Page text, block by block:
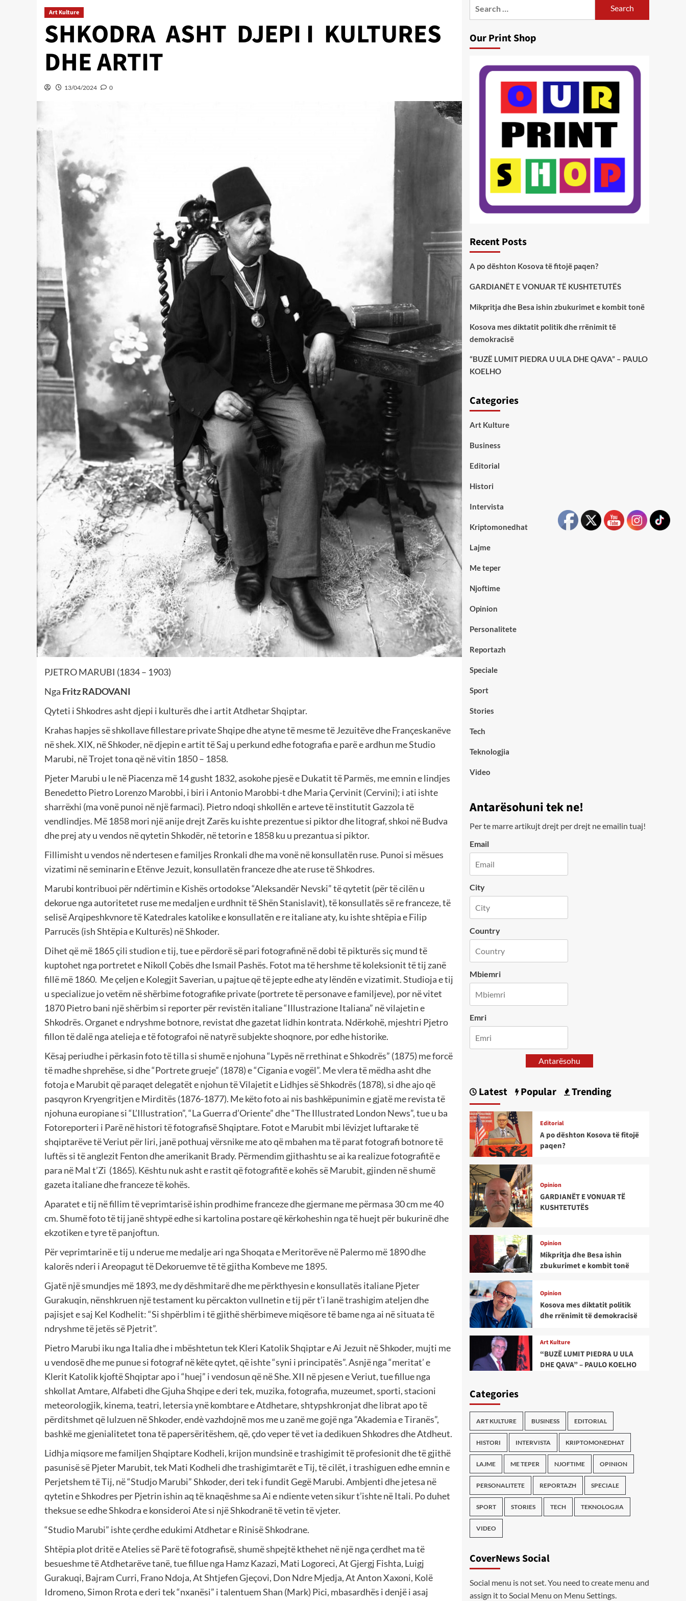
Art Kulture
SHKODRA ASHT DJEPI I KULTURES
DHE ARTIT
13/04/2024 0
PJETRO MARUBI (1834 – 1903)
Nga Fritz RADOVANI
Qyteti i Shkodres asht djepi i kulturës dhe i artit Atdhetar Shqiptar.
Krahas hapjes së shkollave fillestare private Shqipe dhe atyne të mesme të Jezuitëve dhe Françeskanëve
në shek. XIX, në Shkoder, në djepin e artit të Saj u perkund edhe fotografia e parë e ardhun me Studio
Marubi, në Trojet tona që në vitin 1850 – 1858.
Pjeter Marubi u le në Piacenza më 14 gusht 1832, asokohe pjesë e Dukatit të Parmës, me emnin e lindjes
Benedetto Pietro Lorenzo Marobbi, i biri i Antonio Marobbi-t dhe Maria Çervinit (Cervini); i ati ishte
sharrëxhi (ma vonë punoi në një farmaci). Pietro ndoqi shkollën e arteve të institutit Gazzola të
vendlindjes. Më 1858 mori një anije drejt Zarës ku ishte prezentue si piktor dhe litograf, shkoi në Budva
dhe prej aty u vendos në qytetin Shkodër, në tetorin e 1858 ku u prezantua si piktor.
Fillimisht u vendos në ndertesen e familjes Rronkali dhe ma vonë në konsullatën ruse. Punoi si mësues
vizatimi në seminarin e Etënve Jezuit, konsullatën franceze dhe ate ruse të Shkodres.
Marubi kontribuoi për ndërtimin e Kishës ortodokse “Aleksandër Nevski” të qytetit (për të cilën u
dekorue nga autoritetet ruse me medaljen e urdhnit të Shën Stanislavit), të konsullatës së re franceze, të
selisë Arqipeshkvnore të Katedrales katolike e konsullatën e re italiane aty, ku ishte shtëpia e Filip
Parrucës (ish Shtëpia e Kulturës) në Shkoder.
Dihet që më 1865 çili studion e tij, tue e përdorë së pari fotografinë në dobi të pikturës siç mund të
kuptohet nga portretet e Nikoll Çobës dhe Ismail Pashës. Fotot ma të hershme të koleksionit të tij zanë
fillë më 1860. Me çeljen e Kolegjit Saverian, u pajtue që të jepte edhe aty lëndën e vizatimit. Studioja e tij
u specializue jo vetëm në shërbime fotografike private (portrete të personave e familjeve), por në vitet
1870 Pietro bani një shërbim si reporter për revistën italiane “Illustrazione Italiana” në vilajetin e
Shkodrës. Organet e ndryshme botnore, revistat dhe gazetat lidhin kontrata. Ndërkohë, mjeshtri Pjetro
fillon të dalë nga atelieja e të fotografoi në natyrë subjekte shoqnore, por edhe historike.
Kësaj periudhe i përkasin foto të tilla si shumë e njohuna “Lypës në rrethinat e Shkodrës” (1875) me forcë
të madhe shprehëse, si dhe “Portrete grueje” (1878) e “Cigania e vogël”. Me vlera të mëdha asht dhe
fotoja e Marubit që paraqet delegatët e njohun të Vilajetit e Lidhjes së Shkodrës (1878), si dhe ajo që
pasqyron Kryengritjen e Mirditës (1876-1877). Me këto foto ai nis bashkëpunimin e gjatë me revista të
njohuna europiane si “L’Illustration”, “La Guerra d’Oriente” dhe “The Illustrated London News”, tue u ba
Fotoreporteri i Parë në histori të fotografisë Shqiptare. Fotot e Marubit mbi lëvizjet luftarake të
shqiptarëve të Veriut për liri, janë pothuaj vërsnike me ato që mbahen ma të parat fotografi botnore të
luftës si të anglezit Fenton dhe amerikanit Brady. Përmendim gjithashtu se ai ka realizue fotografitë e
para në Mal t’Zi (1865). Kështu nuk asht e rastit që fotografitë e kohës së Marubit, gjinden në shumë
gazeta italiane dhe franceze të kohës.
Aparatet e tij në fillim të veprimtarisë ishin prodhime franceze dhe gjermane me përmasa 30 cm me 40
cm. Shumë foto të tij janë shtypë edhe si kartolina postare që kërkoheshin nga të huejt për bukurinë dhe
ekzotiken e tyre të panjoftun.
Për veprimtarinë e tij u nderue me medalje ari nga Shoqata e Meritorëve në Palermo më 1890 dhe
kalorës nderi i Areopagut të Dekoruemve të të gjitha Kombeve me 1895.
Gjatë një smundjes më 1893, me dy dëshmitarë dhe me përkthyesin e konsullatës italiane Pjeter
Gurakuqin, nënshkruen një testament ku përcakton vullnetin e tij për t’i lanë trashigim ateljen dhe
pajisjet e saj Kel Kodhelit: “Si shpërblim i të gjithë shërbimeve miqësore të bame nga ai në situata të
ndryshme të jetës së Pjetrit”.
Pietro Marubi iku nga Italia dhe i mbështetun tek Kleri Katolik Shqiptar e Ai Jezuit në Shkoder, mujti me
u vendosë dhe me punue si fotograf në këte qytet, që ishte “syni i principatës”. Asnjë nga “meritat’ e
Klerit Katolik kjoftë Shqiptar apo i “huej” i vendosun që në She. XII në pjesen e Veriut, tue fillue nga
shkollat Amtare, Alfabeti dhe Gjuha Shqipe e deri tek, muzika, fotografia, muzeumet, sporti, stacioni
meteorologjik, kinema, teatri, letersia ynë kombtare e Atdhetare, shtypshkronjat dhe librat apo të
përditshmet që lulzuen në Shkoder, endè vazhdojnë mos me u zanë me gojë nga ”Akademia e Tiranës”,
bashkë me gjenialitetet tona të papersëritëshem, që, çdo veper të vet ia dedikuen Shkodres dhe Atdheut.
Lidhja miqsore me familjen Shqiptare Kodheli, krijon mundsinë e trashigimit të profesionit dhe të gjithë
pasunisë së Pjeter Marubit, tek Mati Kodheli dhe trashigimtarët e Tij, të cilët, i trashiguen edhe emnin e
Perjetshem të Tij, në “Studjo Marubi” Shkoder, deri tek i fundit Gegë Marubi. Ambjenti dhe jetesa në
qytetin e Shkodres per Pjetrin ishin aq të knaqëshme sa Ai e ndiente veten sikur t’ishte në Itali. Po duhet
theksue se edhe Shkodra e konsideroi Ate si një Shkodranë të vetin të vjeter.
“Studio Marubi” ishte çerdhe edukimi Atdhetar e Rinisë Shkodrane.
Shtëpia plot dritë e Atelies së Parë të fotografisë, shumë shpejtë kthehet në një nga çerdhet ma të
besueshme të Atdhetarëve tanë, tue fillue nga Hamz Kazazi, Mati Logoreci, At Gjergj Fishta, Luigj
Gurakuqi, Bajram Curri, Frano Ndoja, At Shtjefen Gjeçovi, Don Ndre Mjedja, At Anton Xaxoni, Kolë
Idromeno, Simon Rrota e deri tek “nxanësi” i talentuem Shan (Mark) Pici, mbasardhës i denjë i asaj
Our Print Shop
Recent Posts
A po dështon Kosova të fitojë paqen?
GARDIANËT E VONUAR TË KUSHTETUTËS
Mikpritja dhe Besa ishin zbukurimet e kombit tonë
Kosova mes diktatit politik dhe rrënimit të
demokracisë
“BUZË LUMIT PIEDRA U ULA DHE QAVA” – PAULO
KOELHO
Categories
Art Kulture
Business
Editorial
Histori
Intervista
Kriptomonedhat
Lajme
Me teper
Njoftime
Opinion
Personalitete
Reportazh
Speciale
Sport
Stories
Tech
Teknologjia
Video
Antarësohuni tek ne!
Per te marre artikujt drejt per drejt ne emailin tuaj!
Email
City
Country
Mbiemri
Emri
Antarësohu
Latest Popular Trending
Editorial
A po dështon Kosova të fitojë
paqen?
Opinion
GARDIANËT E VONUAR TË
KUSHTETUTËS
Opinion
Mikpritja dhe Besa ishin
zbukurimet e kombit tonë
Opinion
Kosova mes diktatit politik
dhe rrënimit të demokracisë
Art Kulture
“BUZË LUMIT PIEDRA U ULA
DHE QAVA” – PAULO KOELHO
Categories
ART KULTURE BUSINESS EDITORIAL
HISTORI INTERVISTA KRIPTOMONEDHAT
LAJME ME TEPER NJOFTIME OPINION
PERSONALITETE REPORTAZH SPECIALE
SPORT STORIES TECH TEKNOLOGJIA
VIDEO
CoverNews Social
Social menu is not set. You need to create menu and
assign it to Social Menu on Menu Settings.